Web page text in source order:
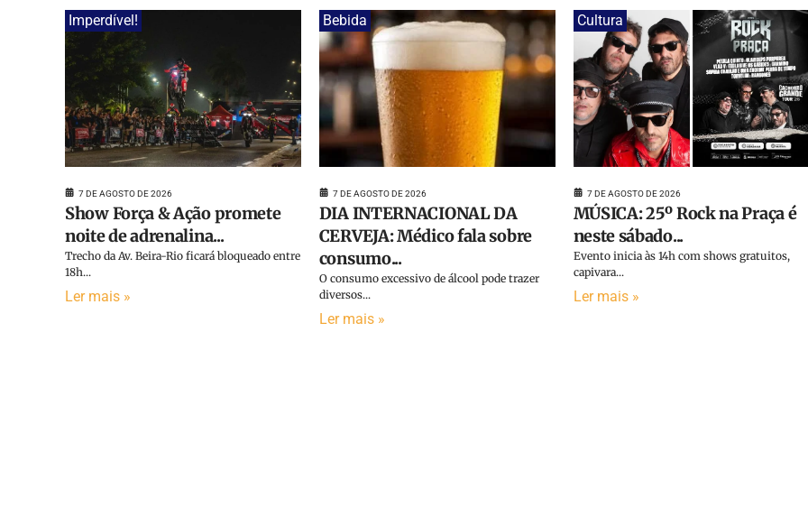
Imperdível!
7 DE AGOSTO DE 2026
Show Força & Ação promete
noite de adrenalina...
Trecho da Av. Beira-Rio ficará bloqueado entre
18h...
Ler mais »
Bebida
7 DE AGOSTO DE 2026
DIA INTERNACIONAL DA
CERVEJA: Médico fala sobre
consumo...
O consumo excessivo de álcool pode trazer
diversos...
Ler mais »
Cultura
7 DE AGOSTO DE 2026
MÚSICA: 25º Rock na Praça é
neste sábado...
Evento inicia às 14h com shows gratuitos,
capivara...
Ler mais »